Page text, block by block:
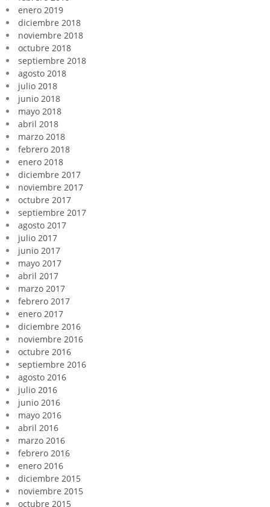
enero 2019
diciembre 2018
noviembre 2018
octubre 2018
septiembre 2018
agosto 2018
julio 2018
junio 2018
mayo 2018
abril 2018
marzo 2018
febrero 2018
enero 2018
diciembre 2017
noviembre 2017
octubre 2017
septiembre 2017
agosto 2017
julio 2017
junio 2017
mayo 2017
abril 2017
marzo 2017
febrero 2017
enero 2017
diciembre 2016
noviembre 2016
octubre 2016
septiembre 2016
agosto 2016
julio 2016
junio 2016
mayo 2016
abril 2016
marzo 2016
febrero 2016
enero 2016
diciembre 2015
noviembre 2015
octubre 2015